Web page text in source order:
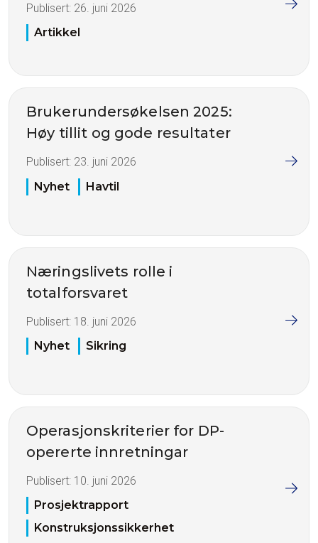
Publisert: 26. juni 2026
Artikkel
Brukerundersøkelsen 2025:
Høy tillit og gode resultater
Publisert: 23. juni 2026
Nyhet
Havtil
Næringslivets rolle i
totalforsvaret
Publisert: 18. juni 2026
Nyhet
Sikring
Operasjonskriterier for DP-
opererte innretningar
Publisert: 10. juni 2026
Prosjektrapport
Konstruksjonssikkerhet